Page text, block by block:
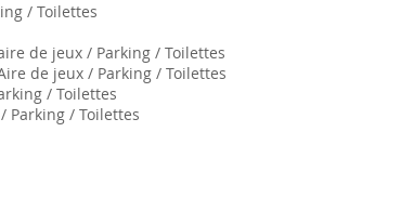
/ Toilettes
de jeux / Parking / Toilettes
de jeux / Parking / Toilettes
/ Toilettes
Parking / Toilettes